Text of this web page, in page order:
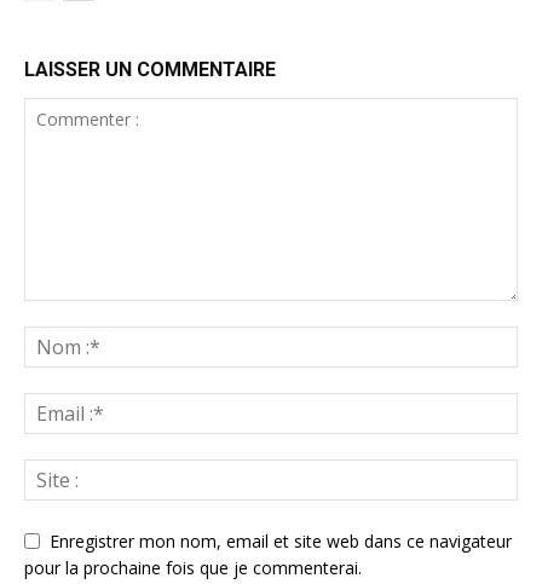
LAISSER UN COMMENTAIRE
Enregistrer mon nom, email et site web dans ce navigateur
pour la prochaine fois que je commenterai.